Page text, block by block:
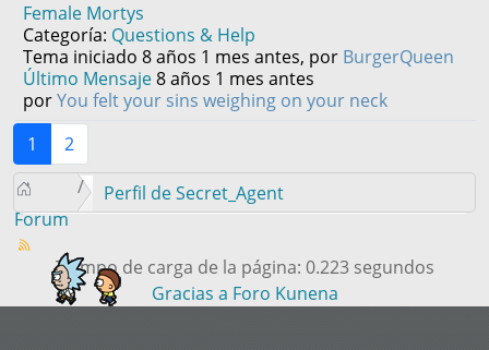
Female Mortys
Categoría: Questions & Help
Tema iniciado 8 años 1 mes antes, por BurgerQueen
Último Mensaje8 años 1 mes antes
porYou felt your sins weighing on your neck
1
2
Forum
Perfil de Secret_Agent
Tiempo de carga de la página: 0.223 segundos
Gracias a Foro Kunena